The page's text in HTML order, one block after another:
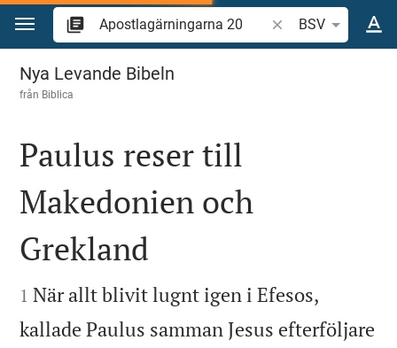
Hoppa till innehåll
Sök bibelvers eller
BSV
Apostlagärningarna 20
Nya Levande Bibeln
från Biblica

Paulus reser till
Makedonien och
Grekland

1 När allt blivit lugnt igen i Efesos,
kallade Paulus samman Jesus efterföljare